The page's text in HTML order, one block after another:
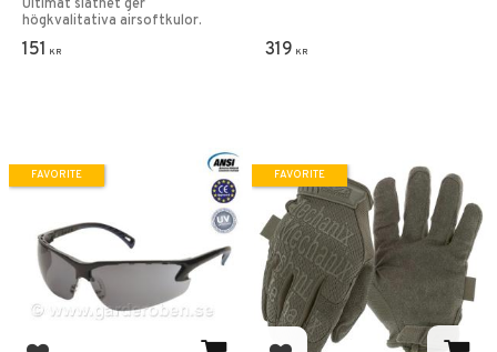
Ultimat släthet ger
högkvalitativa airsoftkulor.
151 KR 319 KR
FAVORITE FAVORITE